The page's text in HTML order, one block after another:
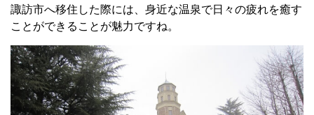
諏訪市へ移住した際には、身近な温泉で日々の疲れを癒す
ことができることが魅力ですね。